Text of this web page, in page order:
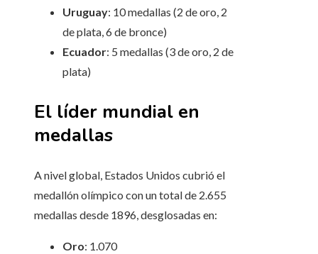
Uruguay: 10 medallas (2 de oro, 2
de plata, 6 de bronce)
Ecuador: 5 medallas (3 de oro, 2 de
plata)
El líder mundial en
medallas
A nivel global, Estados Unidos cubrió el
medallón olímpico con un total de 2.655
medallas desde 1896, desglosadas en:
Oro: 1.070